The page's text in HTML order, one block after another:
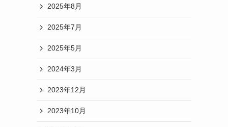
2025年8月
2025年7月
2025年5月
2024年3月
2023年12月
2023年10月